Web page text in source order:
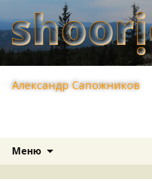
Александр Сапожников
Меню